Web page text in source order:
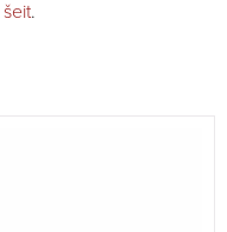
šeit.